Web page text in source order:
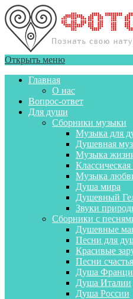
Открыть меню
Главная
О нас
Вопрос-ответ
Для души
Сборники музыки
Музыка для
Душевная
Музыка
Музыка
Душа мира
Душевный
Звуки
Сборники с
Душевные
Песни для
Красивые
Песни счастья
Душа
Душа Италии
Душа России